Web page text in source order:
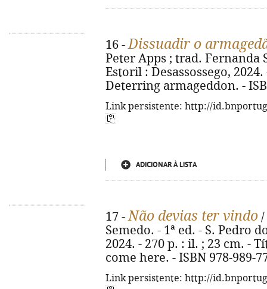
16 -Dissuadir o
Peter Apps ; trad. Fernanda
Estoril : Desassossego,
Deterring armageddon. -
Link persistente: http://
ADICIONAR À LISTA
17 -Não devias ter vindo /
Semedo. - 1ª ed. - S. Pedro
2024. - 270 p. : il. ; 23 cm. -
come here. - ISBN 978-989-
Link persistente: http://